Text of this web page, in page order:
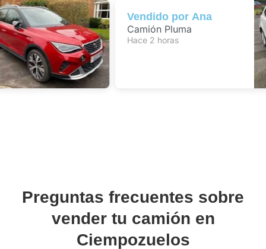
Vendido porAna
Camión Pluma
Hace 2 horas
Preguntas frecuentes sobre
vender tu camión en
Ciempozuelos